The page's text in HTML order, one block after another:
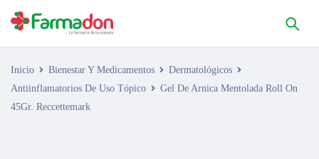
Inicio Bienestar Y Medicamentos
Dermatológicos
Antiinflamatorios De Uso Tópico
Gel De Arnica Mentolada Roll On
45Gr. Reccettemark